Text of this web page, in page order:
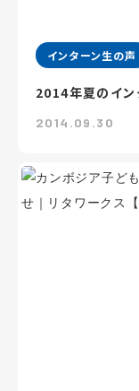
インターン生の声
2014年夏のイン
2014.09.30